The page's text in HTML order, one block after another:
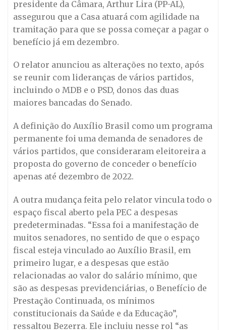
presidente da Câmara, Arthur Lira (PP-AL),
assegurou que a Casa atuará com agilidade na
tramitação para que se possa começar a pagar o
benefício já em dezembro.
O relator anunciou as alterações no texto, após
se reunir com lideranças de vários partidos,
incluindo o MDB e o PSD, donos das duas
maiores bancadas do Senado.
A definição do Auxílio Brasil como um programa
permanente foi uma demanda de senadores de
vários partidos, que consideraram eleitoreira a
proposta do governo de conceder o benefício
apenas até dezembro de 2022.
A outra mudança feita pelo relator vincula todo o
espaço fiscal aberto pela PEC a despesas
predeterminadas. “Essa foi a manifestação de
muitos senadores, no sentido de que o espaço
fiscal esteja vinculado ao Auxílio Brasil, em
primeiro lugar, e a despesas que estão
relacionadas ao valor do salário mínimo, que
são as despesas previdenciárias, o Benefício de
Prestação Continuada, os mínimos
constitucionais da Saúde e da Educação”,
ressaltou Bezerra. Ele incluiu nesse rol “as